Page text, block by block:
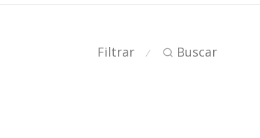
Filtrar ⁄ Buscar